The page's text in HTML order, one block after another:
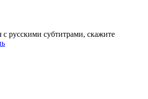
с русскими субтитрами, скажите